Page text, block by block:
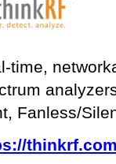
time,
Fanless/